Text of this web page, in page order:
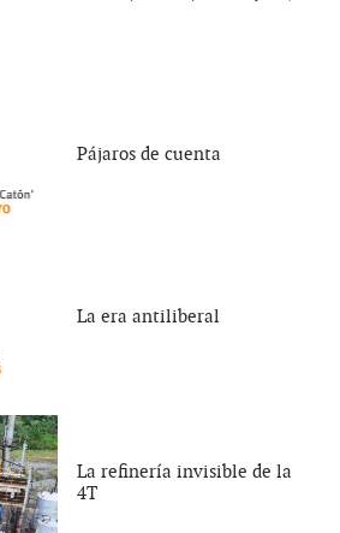
Pájaros de cuenta
La era antiliberal
La refinería invisible de la
4T